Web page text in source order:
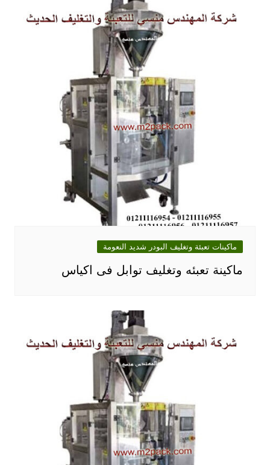
ماكينات تعبئة وتغليف البودر شديد النعومة
ماكينة تعبئه وتغليف توابل فى اكياس